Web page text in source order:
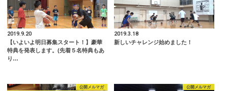
2019.9.20
【いよいよ明日募集スタート！】豪華
特典を発表します。(先着５名特典もあ
り…
2019.3.18
新しいチャレンジ始めました！
公開メルマガ 公開メルマガ